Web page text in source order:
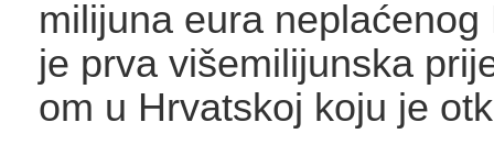
milijuna eura neplaćenog
je prva višemilijunska
om u Hrvatskoj koju je